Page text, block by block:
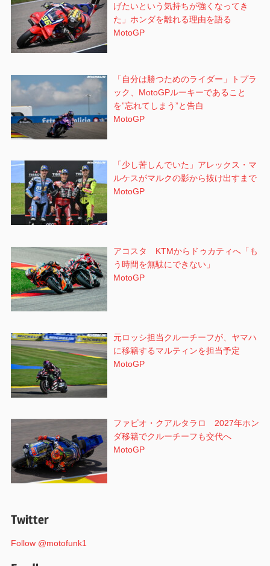
げたいという気持ちが強くなってき
た」ホンダを離れる理由を語る
MotoGP
「自分は勝つためのライダー」トプラ
ック、MotoGPルーキーであること
を”忘れてしまう”と告白
MotoGP
「少し苦しんでいた」アレックス・マ
ルケスがマルクの影から抜け出すまで
MotoGP
アコスタ KTMからドゥカティへ「も
う時間を無駄にできない」
MotoGP
元ロッシ担当クルーチーフが、ヤマハ
に移籍するマルティンを担当予定
MotoGP
ファビオ・クアルタラロ 2027年ホン
ダ移籍でクルーチーフも交代へ
MotoGP
Twitter
Follow @motofunk1